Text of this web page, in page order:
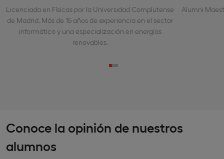
Licenciada en Físicas por la Universidad Complutense
de Madrid. Más de 15 años de experiencia en el sector
informático y una especialización en energías
renovables.
Alumni
Conoce la opinión de nuestros
alumnos